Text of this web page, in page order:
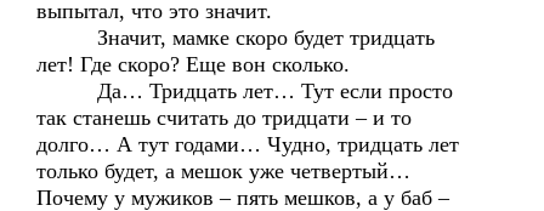
выпытал, что это значит.
Значит, мамке скоро будет тридцать
лет! Где скоро? Еще вон сколько.
Да… Тридцать лет… Тут если просто
так станешь считать до тридцати – и то
долго… А тут годами… Чудно, тридцать лет
только будет, а мешок уже четвертый…
Почему у мужиков – пять мешков, а у баб –